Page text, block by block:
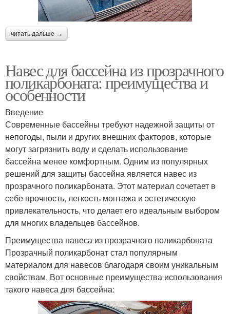
читать дальше →
Навес для бассейна из прозрачного
поликарбоната: преимущества и
особенности
Введение
Современные бассейны требуют надежной защиты от
непогоды, пыли и других внешних факторов, которые
могут загрязнить воду и сделать использование
бассейна менее комфортным. Одним из популярных
решений для защиты бассейна является навес из
прозрачного поликарбоната. Этот материал сочетает в
себе прочность, легкость монтажа и эстетическую
привлекательность, что делает его идеальным выбором
для многих владельцев бассейнов.
Преимущества навеса из прозрачного поликарбоната
Прозрачный поликарбонат стал популярным
материалом для навесов благодаря своим уникальным
свойствам. Вот основные преимущества использования
такого навеса для бассейна: